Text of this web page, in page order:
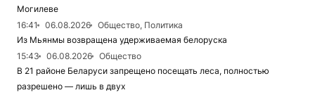
Могилеве
16:41
06.08.2026
Общество, Политика
Из Мьянмы возвращена удерживаемая белоруска
15:43
06.08.2026
Общество
В 21 районе Беларуси запрещено посещать леса, полностью
разрешено — лишь в двух